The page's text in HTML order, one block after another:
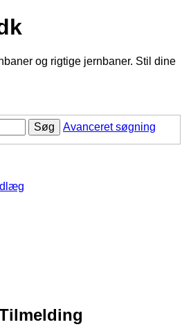
og rigtige jernbaner. Stil dine
Søg Avanceret søgning